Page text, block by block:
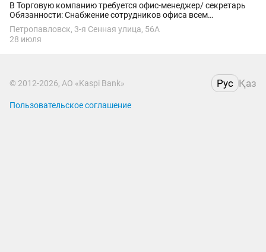
В Торговую компанию требуется офис-менеджер/ секретарь
Обязанности: Снабжение сотрудников офиса всем
необходимым для их работы. Контроль расходов на офисные
нужды. Прием звонков, регистрация...
Петропавловск, 3-я Сенная улица, 56А
28 июля
© 2012-2026, АО «Kaspi Bank» Рус Қаз
Пользовательское соглашение